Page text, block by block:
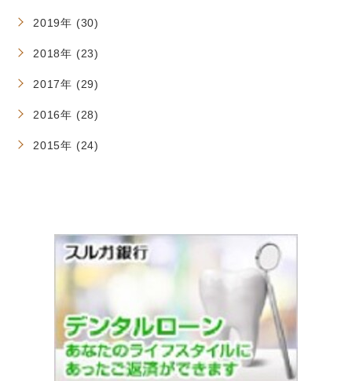
2019年 (30)
2018年 (23)
2017年 (29)
2016年 (28)
2015年 (24)